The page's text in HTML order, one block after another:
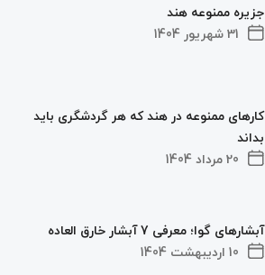
31 شهریور 1404
جزیره ممنوعه هند
20 مرداد 1404
کارهای ممنوعه در هند که هر گردشگری باید
بداند
10 اردیبهشت 1404
آبشارهای گوا؛ معرفی 7 آبشار خارق العاده